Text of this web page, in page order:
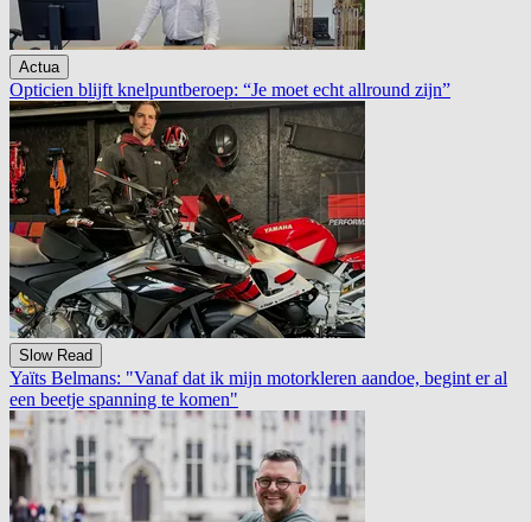
Actua
Opticien blijft knelpuntberoep: “Je moet echt allround zijn”
Slow Read
Yaïts Belmans: "Vanaf dat ik mijn motorkleren aandoe, begint er al
een beetje spanning te komen"